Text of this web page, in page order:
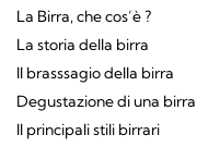
La Birra, che cos’è ?
La storia della birra
Il brasssagio della birra
Degustazione di una birra
Il principali stili birrari